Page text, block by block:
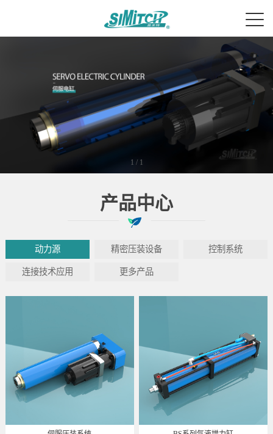
1 / 1
产品中心
动力源 精密压装设备 控制系统
连接技术应用 更多产品